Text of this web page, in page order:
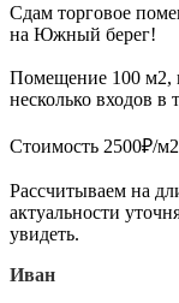
Сдам торговое
на Южный берег!
Помещение 100 м2,
несколько входов в
Стоимость 2500₽/
Рассчитываем на
актуальности
увидеть.
Иван